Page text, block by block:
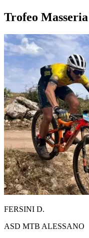
Trofeo
FERSINI D.
ASD MTB ALESSANO